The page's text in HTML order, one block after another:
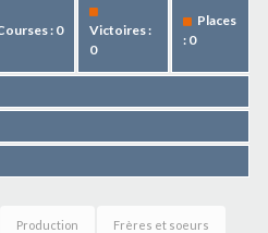
: 0
Victoires :
0
Places
: 0
Production Frères et soeurs